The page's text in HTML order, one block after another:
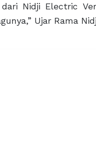
Nidji Electric
Ujar Rama